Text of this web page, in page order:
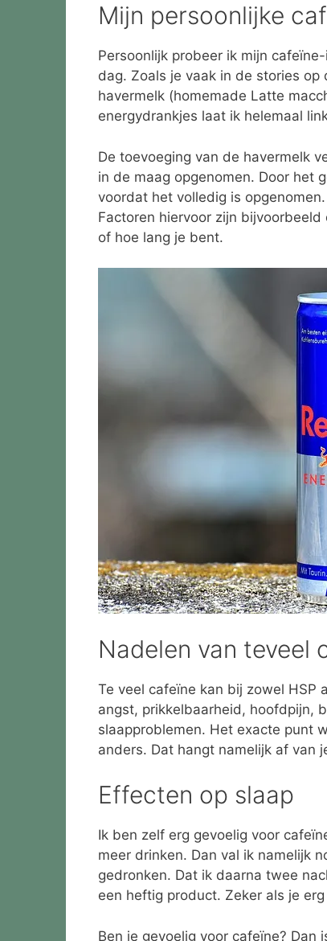
Mijn persoonlijke
Persoonlijk probeer ik mijn
dag. Zoals je vaak in de stories
havermelk (homemade Latte
energydrankjes laat ik helemaal
De toevoeging van de havermelk
in de maag opgenomen. Door het
voordat het volledig is
Factoren hiervoor zijn
of hoe lang je bent.
Nadelen van teveel
Te veel cafeïne kan bij zowel HSP
angst, prikkelbaarheid, hoofdpijn,
slaapproblemen. Het exacte punt
anders. Dat hangt namelijk af van
Effecten op slaap
Ik ben zelf erg gevoelig voor
meer drinken. Dan val ik namelijk
gedronken. Dat ik daarna twee
een heftig product. Zeker als je
Ben je gevoelig voor cafeïne?